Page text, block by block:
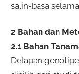
salin-basa
2 Bahan dan
2.1 Bahan
Delapan